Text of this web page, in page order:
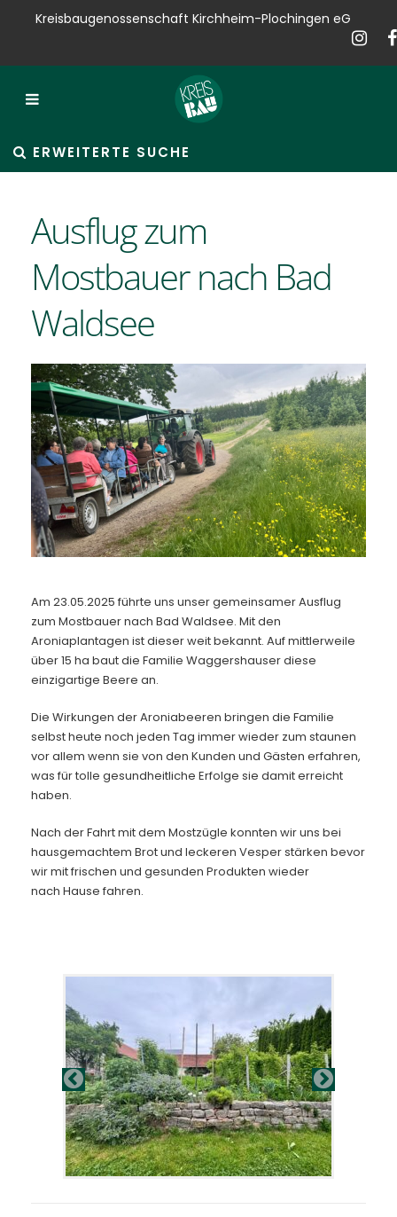
Bauen
Verwalten
Hausservice
Service
News
Kontakt
Kreisbaugenossenschaft Kirchheim-Plochingen eG
ERWEITERTE SUCHE
Ausflug zum
Mostbauer nach Bad
Waldsee
Am 23.05.2025 führte uns unser gemeinsamer Ausflug
zum Mostbauer nach Bad Waldsee. Mit den
Aroniaplantagen ist dieser weit bekannt. Auf mittlerweile
über 15 ha baut die Familie Waggershauser diese
einzigartige Beere an.
Die Wirkungen der Aroniabeeren bringen die Familie
selbst heute noch jeden Tag immer wieder zum staunen
vor allem wenn sie von den Kunden und Gästen erfahren,
was für tolle gesundheitliche Erfolge sie damit erreicht
haben.
Nach der Fahrt mit dem Mostzügle konnten wir uns bei
hausgemachtem Brot und leckeren Vesper stärken bevor
wir mit frischen und gesunden Produkten wieder
nach Hause fahren.